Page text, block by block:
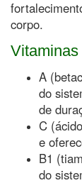
corpo.
Vitaminas
A
do
de
C
e
B1
do